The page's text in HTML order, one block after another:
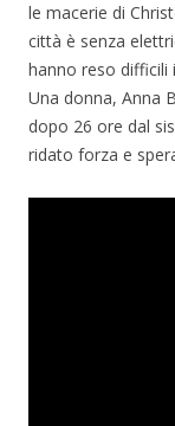
le macerie di
città è senza
hanno reso difficili
Una donna, Anna
dopo 26 ore dal
ridato forza e